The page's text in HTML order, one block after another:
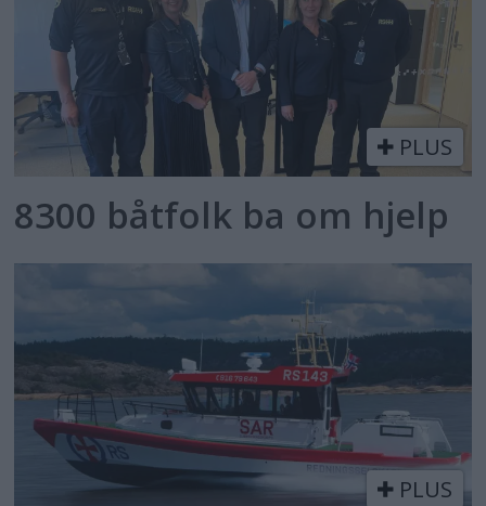
PLUS
8300 båtfolk ba om hjelp
PLUS